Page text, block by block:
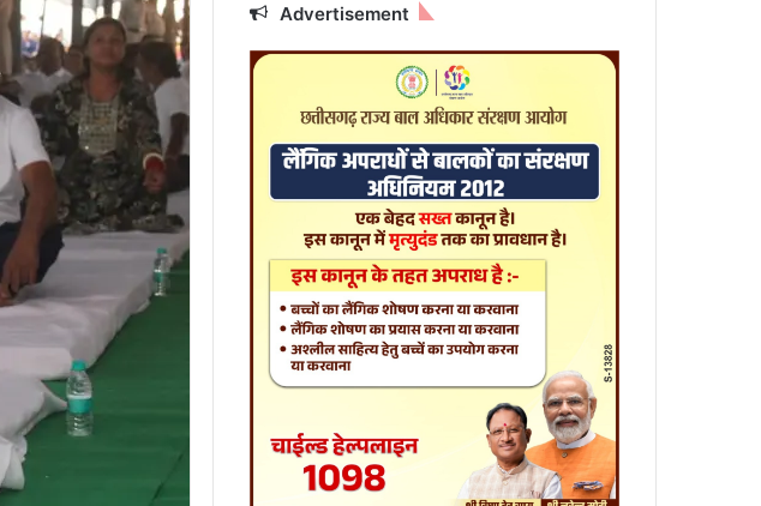
Advertisement